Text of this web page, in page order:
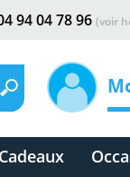
94 04 78 96 (voir
Cadeaux